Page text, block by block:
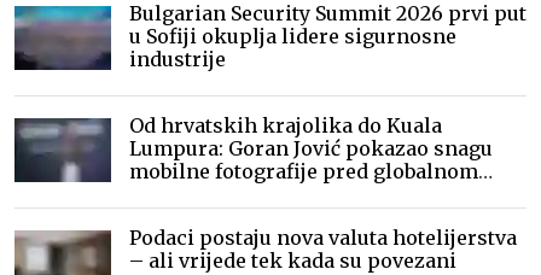
Bulgarian Security Summit 2026 prvi put
u Sofiji okuplja lidere sigurnosne
industrije
Od hrvatskih krajolika do Kuala
Lumpura: Goran Jović pokazao snagu
mobilne fotografije pred globalnom
Podaci postaju nova valuta hotelijerstva
– ali vrijede tek kada su povezani